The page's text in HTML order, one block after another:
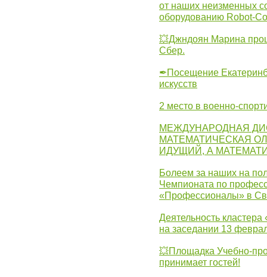
от наших неизменных
оборудованию Robot-
💥Джндоян Марина
Сбер.
✒Посещение
искусств
2 место в военно-
МЕЖДУНАРОДНАЯ
МАТЕМАТИЧЕСКАЯ
ИДУЩИЙ, А
Болеем за наших на
Чемпионата по
«Профессионалы» в
Деятельность
на заседании 13
💥Площадка Учебно-
принимает гостей!